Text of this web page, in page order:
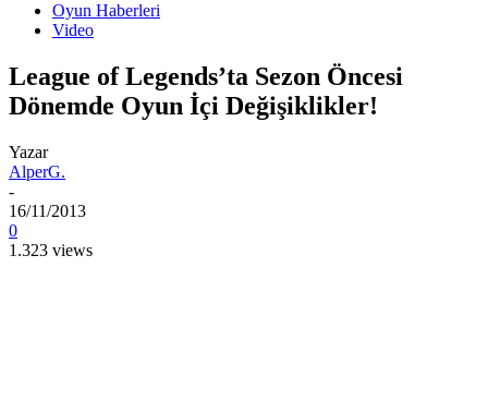
Oyun Haberleri
Video
League of Legends’ta Sezon Öncesi
Dönemde Oyun İçi Değişiklikler!
Yazar
AlperG.
-
16/11/2013
0
1.323 views